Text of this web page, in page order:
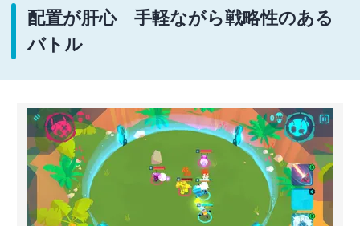
配置が肝心 手軽ながら戦略性のある
バトル